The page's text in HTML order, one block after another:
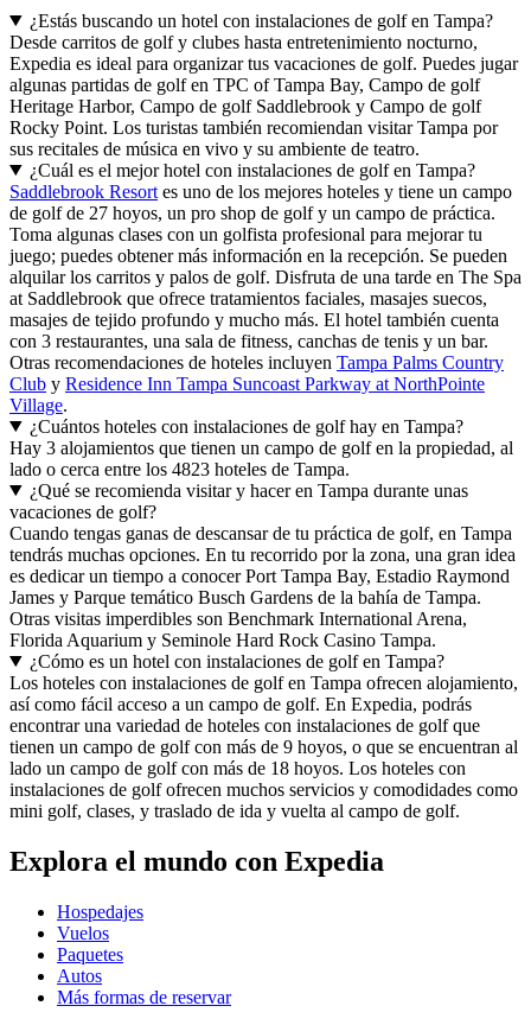
¿Estás buscando un hotel con instalaciones de golf en Tampa?
Desde carritos de golf y clubes hasta entretenimiento nocturno,
Expedia es ideal para organizar tus vacaciones de golf. Puedes jugar
algunas partidas de golf en TPC of Tampa Bay, Campo de golf
Heritage Harbor, Campo de golf Saddlebrook y Campo de golf
Rocky Point. Los turistas también recomiendan visitar Tampa por
sus recitales de música en vivo y su ambiente de teatro.
¿Cuál es el mejor hotel con instalaciones de golf en Tampa?
Saddlebrook Resort es uno de los mejores hoteles y tiene un campo
de golf de 27 hoyos, un pro shop de golf y un campo de práctica.
Toma algunas clases con un golfista profesional para mejorar tu
juego; puedes obtener más información en la recepción. Se pueden
alquilar los carritos y palos de golf. Disfruta de una tarde en The Spa
at Saddlebrook que ofrece tratamientos faciales, masajes suecos,
masajes de tejido profundo y mucho más. El hotel también cuenta
con 3 restaurantes, una sala de fitness, canchas de tenis y un bar.
Otras recomendaciones de hoteles incluyen Tampa Palms Country
Club y Residence Inn Tampa Suncoast Parkway at NorthPointe
Village.
¿Cuántos hoteles con instalaciones de golf hay en Tampa?
Hay 3 alojamientos que tienen un campo de golf en la propiedad, al
lado o cerca entre los 4823 hoteles de Tampa.
¿Qué se recomienda visitar y hacer en Tampa durante unas
vacaciones de golf?
Cuando tengas ganas de descansar de tu práctica de golf, en Tampa
tendrás muchas opciones. En tu recorrido por la zona, una gran idea
es dedicar un tiempo a conocer Port Tampa Bay, Estadio Raymond
James y Parque temático Busch Gardens de la bahía de Tampa.
Otras visitas imperdibles son Benchmark International Arena,
Florida Aquarium y Seminole Hard Rock Casino Tampa.
¿Cómo es un hotel con instalaciones de golf en Tampa?
Los hoteles con instalaciones de golf en Tampa ofrecen alojamiento,
así como fácil acceso a un campo de golf. En Expedia, podrás
encontrar una variedad de hoteles con instalaciones de golf que
tienen un campo de golf con más de 9 hoyos, o que se encuentran al
lado un campo de golf con más de 18 hoyos. Los hoteles con
instalaciones de golf ofrecen muchos servicios y comodidades como
mini golf, clases, y traslado de ida y vuelta al campo de golf.
Explora el mundo con Expedia
Hospedajes
Vuelos
Paquetes
Autos
Más formas de reservar